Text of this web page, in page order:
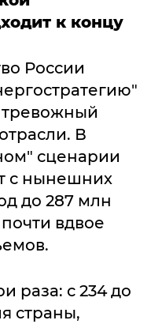
к концу
России
тревожный
В
сценарии
с нынешних
до 287 млн
вдвое
раза: с 234 до
страны,